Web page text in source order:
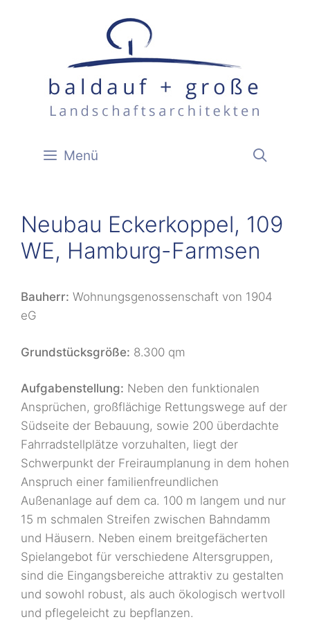
Menü
Neubau Eckerkoppel, 109
WE, Hamburg-Farmsen
Bauherr: Wohnungsgenossenschaft von 1904
eG
Grundstücksgröße: 8.300 qm
Aufgabenstellung: Neben den funktionalen
Ansprüchen, großflächige Rettungswege auf der
Südseite der Bebauung, sowie 200 überdachte
Fahrradstellplätze vorzuhalten, liegt der
Schwerpunkt der Freiraumplanung in dem hohen
Anspruch einer familienfreundlichen
Außenanlage auf dem ca. 100 m langem und nur
15 m schmalen Streifen zwischen Bahndamm
und Häusern. Neben einem breitgefächerten
Spielangebot für verschiedene Altersgruppen,
sind die Eingangsbereiche attraktiv zu gestalten
und sowohl robust, als auch ökologisch wertvoll
und pflegeleicht zu bepflanzen.